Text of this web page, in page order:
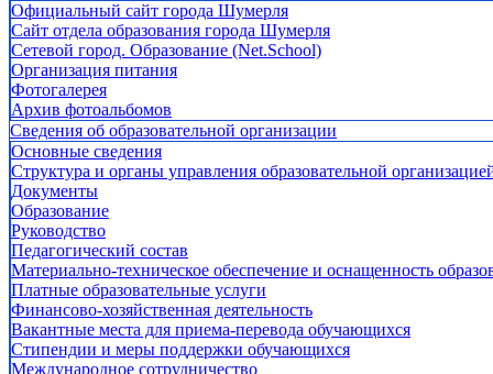
Официальный сайт города Шумерля
Сайт отдела образования города Шумерля
Сетевой город. Образование (Net.School)
Организация питания
Фотогалерея
Архив фотоальбомов
Сведения об образовательной организации
Основные сведения
Структура и органы управления образовательной
Документы
Образование
Руководство
Педагогический состав
Материально-техническое обеспечение и оснащенность
Платные образовательные услуги
Финансово-хозяйственная деятельность
Вакантные места для приема-перевода обучающихся
Стипендии и меры поддержки обучающихся
Международное сотрудничество